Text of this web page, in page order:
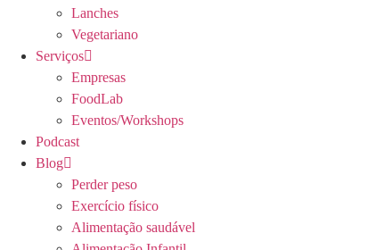
Lanches
Vegetariano
Serviços
Empresas
FoodLab
Eventos/Workshops
Podcast
Blog
Perder peso
Exercício físico
Alimentação saudável